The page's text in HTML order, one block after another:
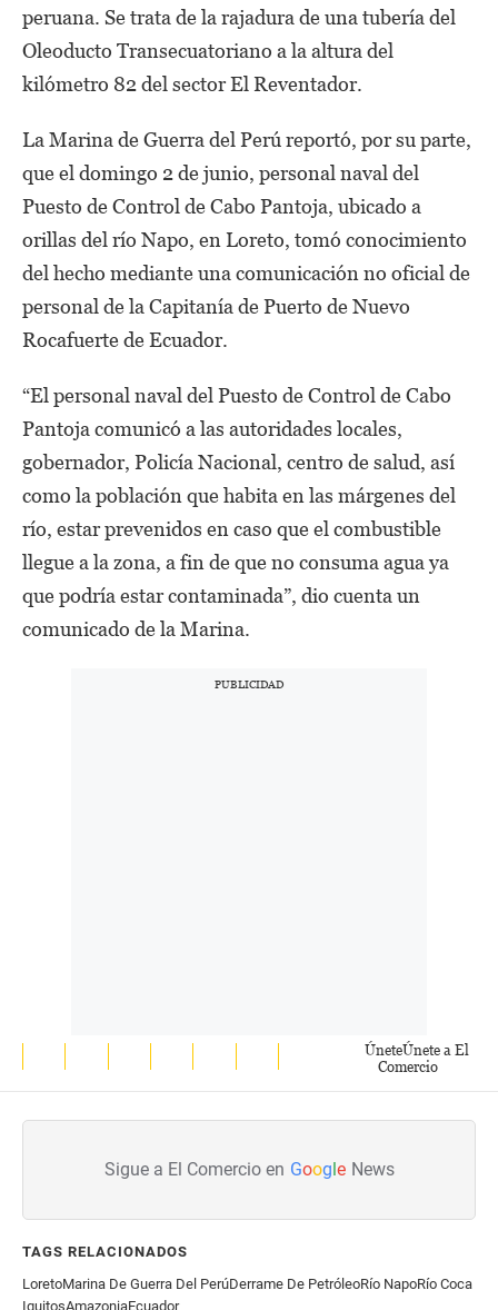
peruana. Se trata de la rajadura de una tubería del
Oleoducto Transecuatoriano a la altura del
kilómetro 82 del sector El Reventador.
La Marina de Guerra del Perú reportó, por su parte,
que el domingo 2 de junio, personal naval del
Puesto de Control de Cabo Pantoja, ubicado a
orillas del río Napo, en Loreto, tomó conocimiento
del hecho mediante una comunicación no oficial de
personal de la Capitanía de Puerto de Nuevo
Rocafuerte de Ecuador.
“El personal naval del Puesto de Control de Cabo
Pantoja comunicó a las autoridades locales,
gobernador, Policía Nacional, centro de salud, así
como la población que habita en las márgenes del
río, estar prevenidos en caso que el combustible
llegue a la zona, a fin de que no consuma agua ya
que podría estar contaminada”, dio cuenta un
comunicado de la Marina.
ÚneteÚnete a El
Comercio
Sigue a El Comercio en Google News
TAGS RELACIONADOS
LoretoMarina De Guerra Del PerúDerrame De PetróleoRío NapoRío Coca
IquitosAmazoniaEcuador